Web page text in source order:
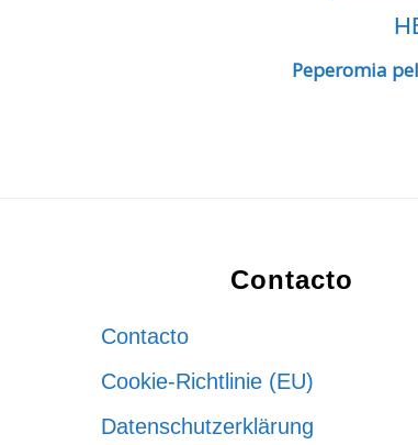
Peperomia
Contacto
Contacto
Cookie-Richtlinie (EU)
Datenschutzerklärung